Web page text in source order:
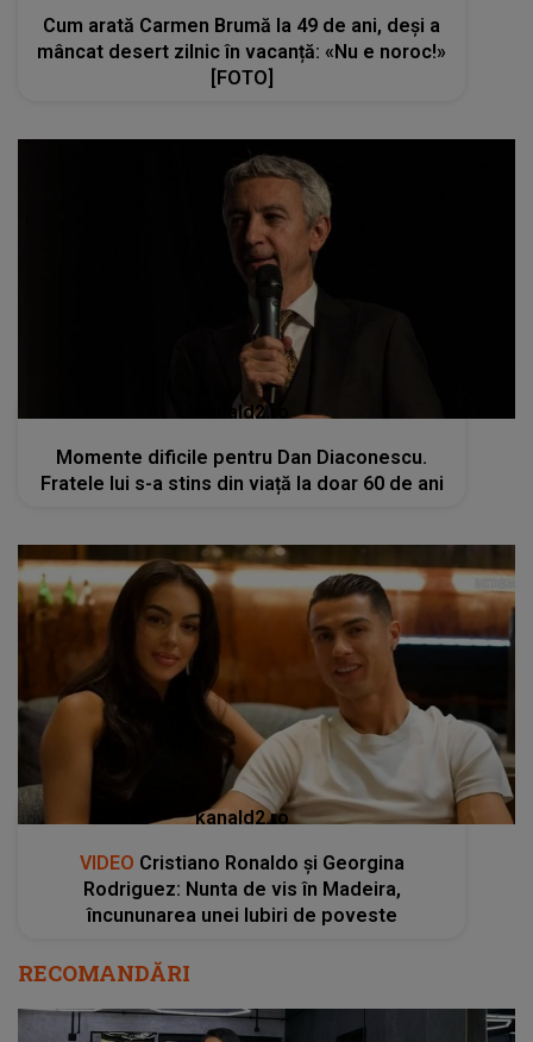
Cum arată Carmen Brumă la 49 de ani, deși a
mâncat desert zilnic în vacanță: «Nu e noroc!»
[FOTO]
kanald2.ro
Momente dificile pentru Dan Diaconescu.
Fratele lui s-a stins din viață la doar 60 de ani
kanald2.ro
VIDEO Cristiano Ronaldo și Georgina
Rodriguez: Nunta de vis în Madeira,
încununarea unei Iubiri de poveste
RECOMANDĂRI